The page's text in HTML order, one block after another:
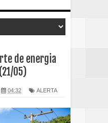
de energia
05)
04:32 ALERTA